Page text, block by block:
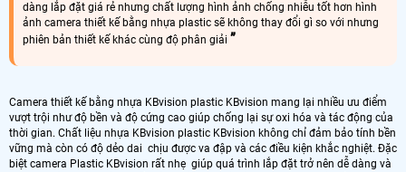
dàng lắp đặt giá rẻ nhưng chất lượng hình ảnh chống nhiễu tốt hơn hình
ảnh camera thiết kế bằng nhựa plastic sẽ không thay đổi gì so với nhưng
phiên bản thiết kế khác cùng độ phân giải
Camera thiết kế bằng nhựa KBvision plastic KBvision mang lại nhiều ưu điểm
vượt trội như độ bền và độ cứng cao giúp chống lại sự oxi hóa và tác động của
thời gian. Chất liệu nhựa KBvision plastic KBvision không chỉ đảm bảo tính bền
vững mà còn có độ dẻo dai chịu được va đập và các điều kiện khắc nghiệt. Đặc
biệt camera Plastic KBvision rất nhẹ giúp quá trình lắp đặt trở nên dễ dàng và